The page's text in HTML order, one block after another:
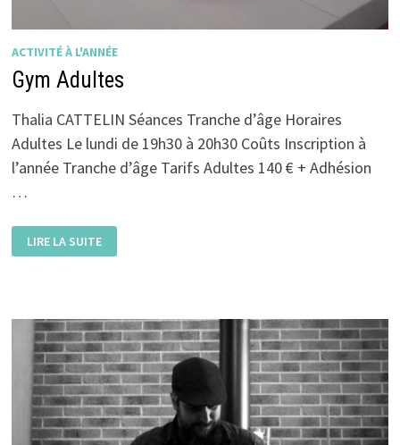
ACTIVITÉ À L'ANNÉE
Gym Adultes
Thalia CATTELIN Séances Tranche d’âge Horaires
Adultes Le lundi de 19h30 à 20h30 Coûts Inscription à
l’année Tranche d’âge Tarifs Adultes 140 € + Adhésion
…
ADULTES
LIRE LA SUITE